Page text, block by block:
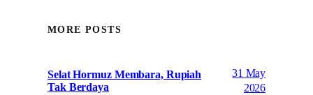
MORE POSTS
Selat Hormuz Membara, Rupiah
Tak Berdaya
31 May
2026